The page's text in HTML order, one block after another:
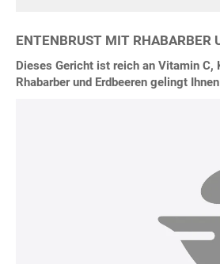
ENTENBRUST MIT RHABARBER
Dieses Gericht ist reich an Vitamin
Rhabarber und Erdbeeren gelingt